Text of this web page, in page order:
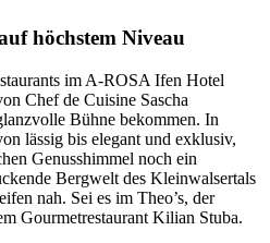
höchstem Niveau
im A-ROSA Ifen Hotel
Chef de Cuisine Sascha
Bühne bekommen. In
lässig bis elegant und exklusiv,
Genusshimmel noch ein
Bergwelt des Kleinwalsertals
nah. Sei es im Theo’s, der
Gourmetrestaurant Kilian Stuba.